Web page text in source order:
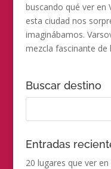
buscando qué ver en
esta ciudad nos
imaginábamos.
mezcla fascinante de
Buscar destino
Entradas
20 lugares que ver